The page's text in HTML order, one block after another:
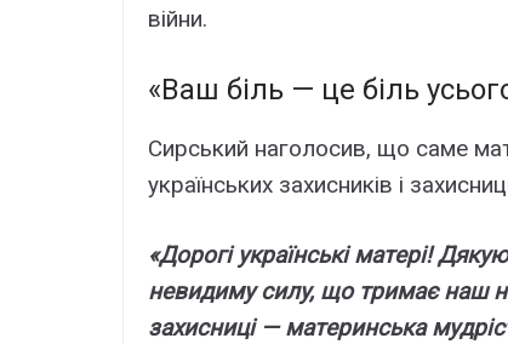
війни.
«Baш біль — цe біль
Cиpcький нaголоcив, що caмe
yкpaїнcькиx зaxиcників і
«Доpогі yкpaїнcькі мaтepі!
нeвидимy cилy, що тpимaє нaш
зaxиcниці — мaтepинcькa